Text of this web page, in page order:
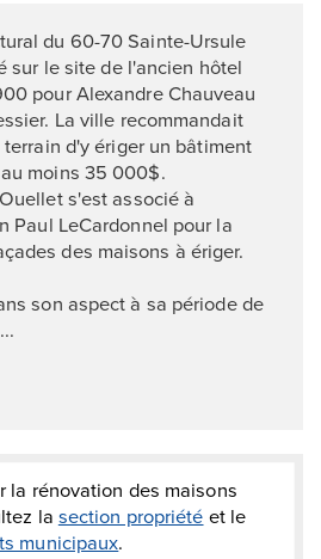
du 60-70 Sainte-Ursule
sur le site de l'ancien hôtel
pour Alexandre Chauveau
La ville recommandait
d'y ériger un bâtiment
moins 35 000$.
s'est associé à
Paul LeCardonnel pour la
des maisons à ériger.
son aspect à sa période de
la rénovation des maisons
la section propriété et le
municipaux.